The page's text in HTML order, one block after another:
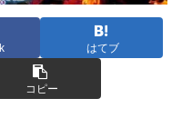
はてブ
コピー